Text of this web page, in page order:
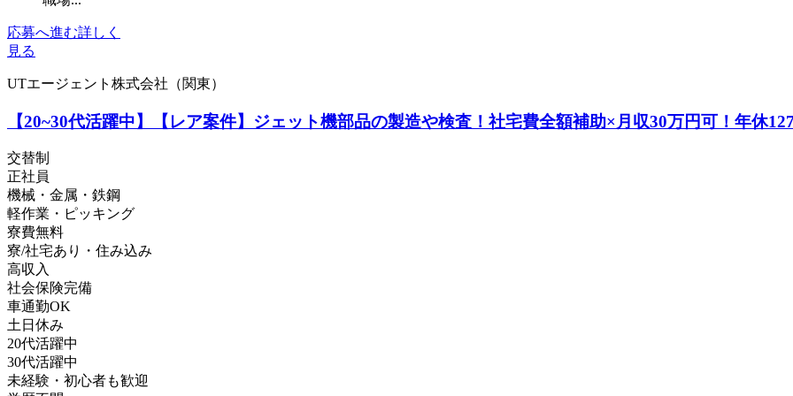
応募へ進む詳しく
見る
UTエージェント株式会社（関東）
【20~30代活躍中】【レア案件】ジェット機部品の製造や検査！社宅費全額補助×月収30万円可！年休
交替制
正社員
機械・金属・鉄鋼
軽作業・ピッキング
寮費無料
寮/社宅あり・住み込み
高収入
社会保険完備
車通勤OK
土日休み
20代活躍中
30代活躍中
未経験・初心者も歓迎